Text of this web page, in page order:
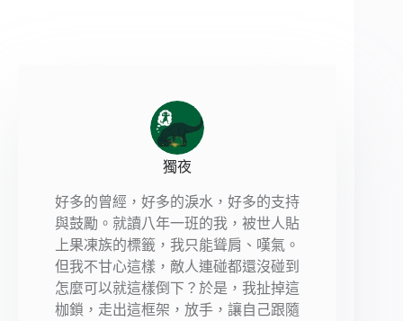
獨夜
好多的曾經，好多的淚水，好多的支持
與鼓勵。就讀八年一班的我，被世人貼
上果凍族的標籤，我只能聳肩、嘆氣。
但我不甘心這樣，敵人連碰都還沒碰到
怎麼可以就這樣倒下？於是，我扯掉這
枷鎖，走出這框架，放手，讓自己跟隨